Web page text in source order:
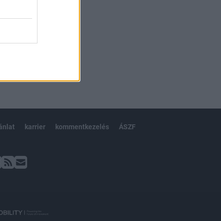
karrier kommentkezelés ÁSZF